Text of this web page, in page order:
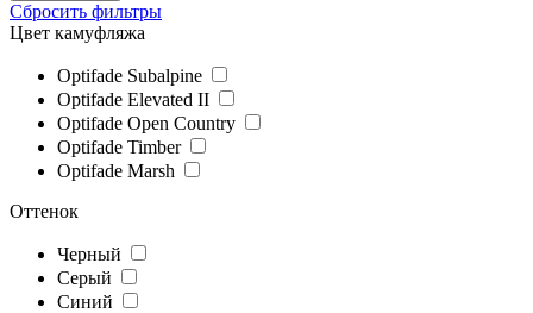
Сбросить фильтры
Цвет камуфляжа
Optifade Subalpine
Optifade Elevated II
Optifade Open Country
Optifade Timber
Optifade Marsh
Оттенок
Черный
Серый
Синий